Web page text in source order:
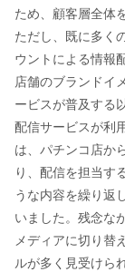
ため、顧客層全体
ただし、既に多く
ウントによる情報
店舗のブランドイ
ービスが普及する
配信サービスが利
は、パチンコ店か
り、配信を担当す
うな内容を繰り返
いました。残念な
メディアに切り替
ルが多く見受けら